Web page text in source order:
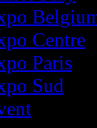
Centre
Paris
Sud